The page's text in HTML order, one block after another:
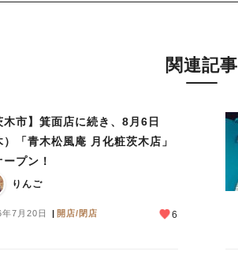
関連記事
木市】箕面店に続き、8月6日
）「青木松風庵 月化粧茨木店」
ープン！
りんご
7月20日 開店/閉店 6